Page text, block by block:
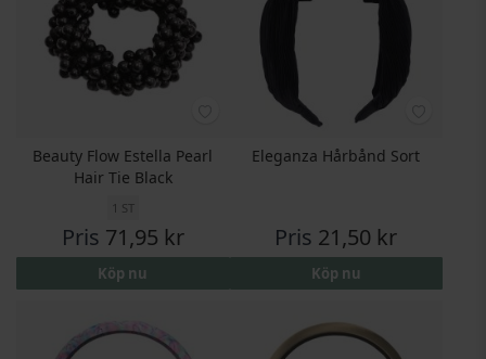
Beauty Flow Estella Pearl
Hair Tie Black
1 ST
Pris 71,95 kr
Köp nu
Eleganza Hårbånd Sort
Pris 21,50 kr
Köp nu